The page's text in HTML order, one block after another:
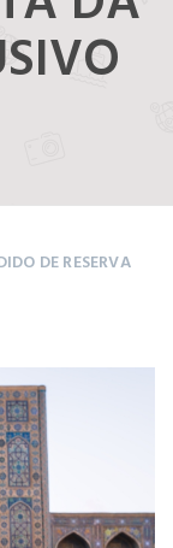
DE RESERVA